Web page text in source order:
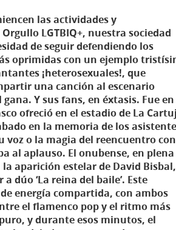
las actividades y
LGTBIQ+, nuestra sociedad
de seguir defendiendo los
oprimidas con un ejemplo
¡heterosexuales!, que
una canción al escenario
Y sus fans, en éxtasis. Fue en
ofreció en el estadio de La
en la memoria de los
voz o la magia del reencuentro con
al aplauso. El onubense, en plena
aparición estelar de David Bisbal,
‘La reina del baile’. Este
energía compartida, con ambos
el flamenco pop y el ritmo más
y durante esos minutos, el